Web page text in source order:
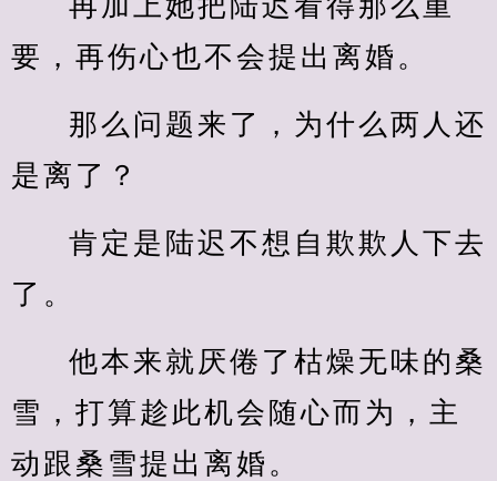
要，再伤心也不会提出离婚。
那么问题来了，为什么两人还
是离了？
肯定是陆迟不想自欺欺人下去
了。
他本来就厌倦了枯燥无味的桑
雪，打算趁此机会随心而为，主
动跟桑雪提出离婚。